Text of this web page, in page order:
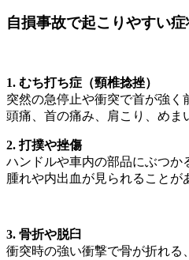
自損事故で起こりやすい
1. むち打ち症（頸椎捻挫）
突然の急停止や衝突で首が強く
頭痛、首の痛み、肩こり、めま
2. 打撲や挫傷
ハンドルや車内の部品にぶつか
腫れや内出血が見られることが
3. 骨折や脱臼
衝突時の強い衝撃で骨が折れる